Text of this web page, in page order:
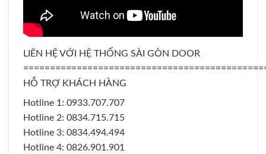
LIÊN HỆ VỚI HỆ THỐNG SÀI GÒN DOOR
HỖ TRỢ KHÁCH HÀNG
Hotline 1: 0933.707.707
Hotline 2: 0834.715.715
Hotline 3: 0834.494.494
Hotline 4: 0826.901.901